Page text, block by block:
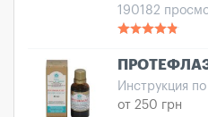
190182
Инструкция
от 250 грн